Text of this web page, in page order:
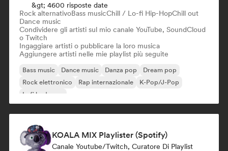
&gt; 4600 risposte date
Rock alternativoBass musicChill / Lo-fi Hip-HopChill out
Dance music
Condividere gli artisti sul mio canale YouTube, SoundCloud
o Twitch
Ingaggiare artisti o pubblicare la loro musica
Aggiungere artisti nelle mie playlist più seguite
Bass music Dance music Danza pop
Dream pop
Rock elettronico
Rap internazionale
K-Pop/J-Pop
Lofi bedroom
KOALA MIX Playlister (Spotify)
Canale Youtube/Twitch, Curatore Di Playlist